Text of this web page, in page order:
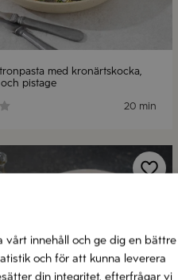
med kronärtskocka,
pistage
20 min
vårt innehåll och ge dig en bättre
och för att kunna leverera
din integritet, efterfrågar vi